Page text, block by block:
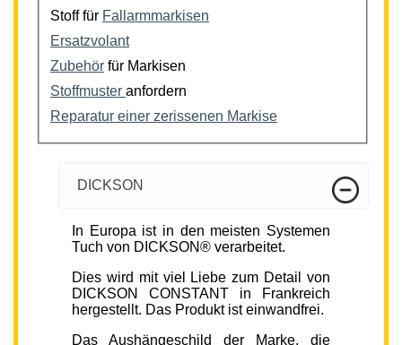
Stoff für Fallarmmarkisen
Ersatzvolant
Zubehör für Markisen
Stoffmuster anfordern
Reparatur einer zerissenen Markise
DICKSON
In Europa ist in den meisten Systemen
Tuch von DICKSON® verarbeitet.
Dies wird mit viel Liebe zum Detail von
DICKSON CONSTANT in Frankreich
hergestellt. Das Produkt ist einwandfrei.
Das Aushängeschild der Marke, die